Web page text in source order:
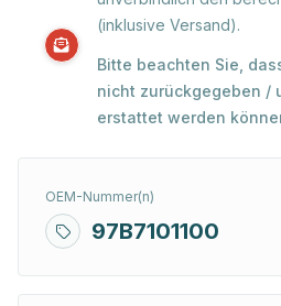
(inklusive Versand).
Bitte beachten Sie,
nicht zurückgegeben /
erstattet werden
OEM-Nummer(n)
97B7101100